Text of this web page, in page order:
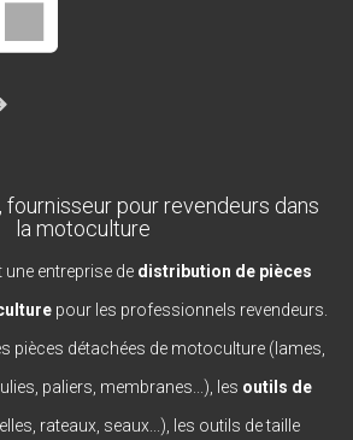
fournisseur pour revendeurs dans
la motoculture
entreprise de distribution de pièces
pour les professionnels revendeurs.
pièces détachées de motoculture (lames,
paliers, membranes...), les outils de
rateaux, seaux...), les outils de taille